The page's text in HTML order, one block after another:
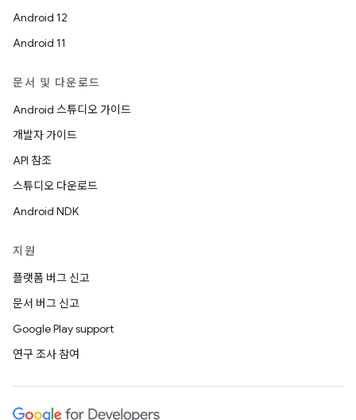
Android 12
Android 11
문서 및 다운로드
Android 스튜디오 가이드
개발자 가이드
API 참조
스튜디오 다운로드
Android NDK
지원
플랫폼 버그 신고
문서 버그 신고
Google Play support
연구 조사 참여